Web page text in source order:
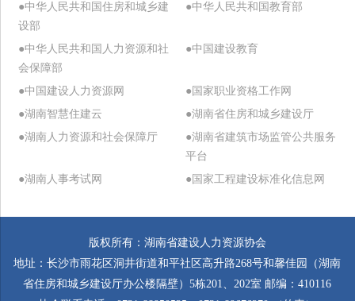
●中华人民共和国住房和城乡建
设部
●中华人民共和国教育部
●中华人民共和国人力资源和社
会保障部
●中国建设教育
●中国建设人力资源网
●国家职业资格工作网
●湖南智慧住建云
●湖南省住房和城乡建设厅
●湖南人力资源和社会保障厅
●湖南省建筑市场监管公共服务
平台
●湖南人事考试网
●国家工程建设标准化信息网
版权所有：湖南省建设人力资源协会
地址：长沙市雨花区洞井街道和平社区高升路268号和馨佳园（湖南
省住房和城乡建设厅办公楼隔壁）5栋201、202室 邮编：410116